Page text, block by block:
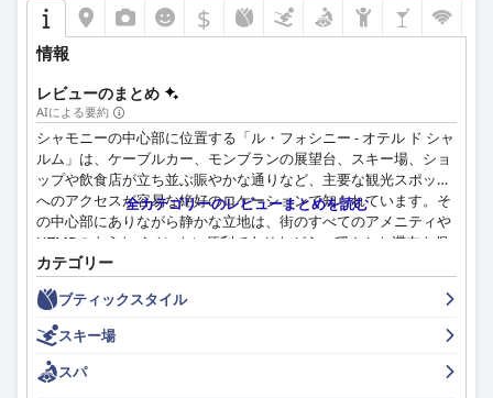
スキー愛好家にとって、ホテルのスキーリフトへの近さ、安全な
スキー用具置き場や近くのレンタルサービスなどのアメニティは
大きな利点です。ゴルファーは近くのコースを高く評価し、スポ
ーツ愛好家にとってホテルの魅力が高まります。
ナイトライフ愛好家は、ホテルの場所がシャモニーの活気あるシ
ーンを体験するのに最適であると感じるでしょう。ただし、眠り
の浅い人は、活気のある周辺からの騒音に注意する必要がありま
す。しばしば非常に快適であると表現される快適なベッドは、そ
れにもかかわらず安らかな滞在を保証します。
とするビジネス旅行者にも適しており、効率的な客室とスタッフ
がスムーズなビジネス滞在を促進します。全体として、ラ・クロ
ワ・ブランシュは、シャモニーへの訪問者にとって、快適でサー
ビス志向で便利な場所にあります。
$
情報
レビューのまとめ
AIによる要約
シャモニーの中心部に位置する「ル・フォシニー - オテル ド シャ
ルム」は、ケーブルカー、モンブランの展望台、スキー場、ショ
ップや飲食店が立ち並ぶ賑やかな通りなど、主要な観光スポット
へのアクセスが容易な絶好のロケーションで知られています。そ
の中心部にありながら静かな立地は、街のすべてのアメニティや
UTMBのようなイベントに便利でありながら、穏やかな滞在を保
証します。
宿泊客は、バラエティに富んだ豊富な高品質な地元食材を使用し
た朝食サービスを一貫して高く評価しています。朝食時のフレン
ドリーで気配りの行き届いたスタッフは、一部の宿泊客がより多
くの温かい料理を望んでいるにもかかわらず、楽しい体験をさら
に高めています。
全カテゴリーのレビューまとめを読む
カテゴリー
ブティックスタイル
スキー場
スパ